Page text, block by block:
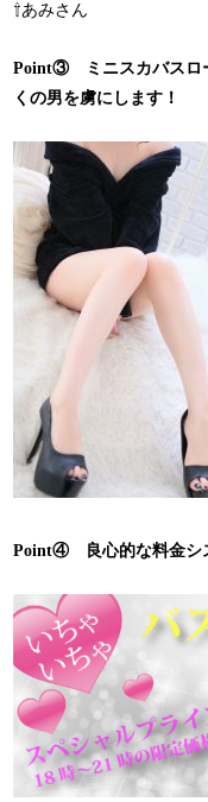
⇧あみさん
Point③ ミニスカバスロ
くの男を虜にします！
Point④ 良心的な料金シ